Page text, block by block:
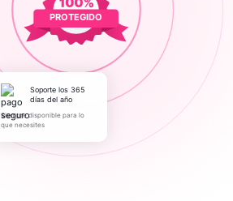
PROTEGIDO
Soporte los 365
días del año
Siempre disponible para lo
que necesites